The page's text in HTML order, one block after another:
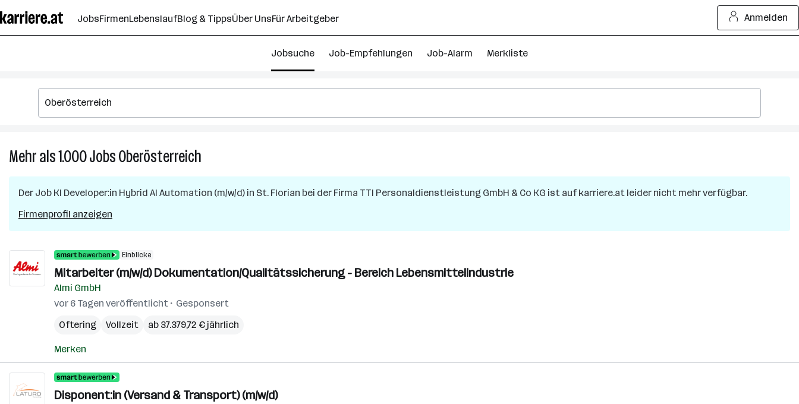
Seiteninhalt
springen
JobsFirmenLebenslaufBlog & TippsÜber UnsFür Arbeitgeber Anmelden
Jobsuche Job-Empfehlungen Job-Alarm Merkliste
Mehr als 1.000JobsOberösterreich
Jobs
Der Job KI Developer:in Hybrid AI Automation (m/w/d) in St. Florian bei der Firma TTI Personaldienstleistung GmbH & Co KG ist auf karriere.at leider nicht mehr verfügbar.
Firmenprofil anzeigen
Einblicke
Mitarbeiter (m/w/d) Dokumentation/Qualitätssicherung - Bereich Lebensmittelindustrie
Almi GmbH
vor 6 Tagen veröffentlicht
Gesponsert
Oftering
Vollzeit ab 37.379,72 € jährlich
Merken
Disponent:in (Versand & Transport) (m/w/d)